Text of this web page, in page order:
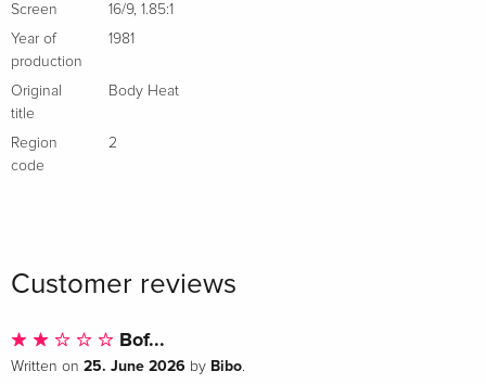
Screen
16/9, 1.85:1
Year of
production
1981
Original
title
Body Heat
Region
code
2
Customer reviews
Bof...
Written on 25. June 2026 by Bibo.